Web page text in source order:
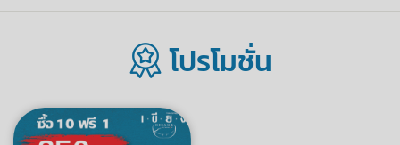
โปรโมชั่น